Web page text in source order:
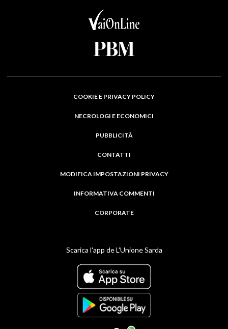
COOKIE E PRIVACY POLICY
NECROLOGI E ECONOMICI
PUBBLICITÀ
CONTATTI
MODIFICA IMPOSTAZIONI PRIVACY
INFORMATIVA COMMENTI
CORPORATE
Scarica l'app de L'Unione Sarda